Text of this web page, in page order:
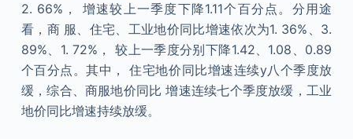
2. 66%， 增速较上一季度下降1.11个百分点。分用途
看，商 服、住宅、工业地价同比增速依次为1. 36%、3.
89%、1. 72%， 较上一季度分别下降1.42、1.08、0.89
个百分点。其中， 住宅地价同比增速连续y八个季度放
缓，综合、商服地价同比 增速连续七个季度放缓，工业
地价同比增速持续放缓。